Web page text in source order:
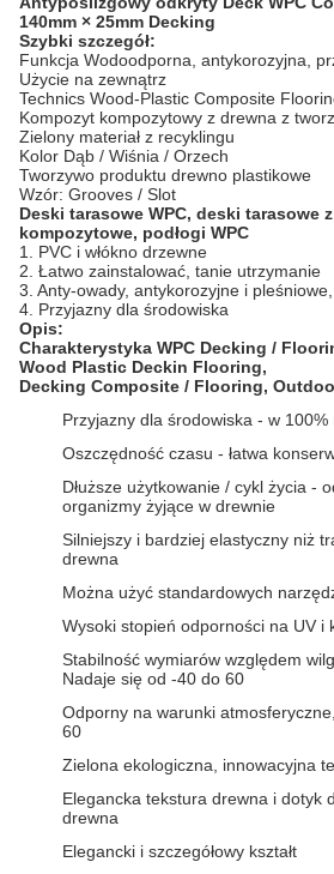
140mm × 25mm Decking
Szybki szczegół:
Funkcja Wodoodporna, antykorozyjna,
Użycie na zewnątrz
Technics Wood-Plastic Composite
Kompozyt kompozytowy z drewna z
Zielony materiał z recyklingu
Kolor Dąb / Wiśnia / Orzech
Tworzywo produktu drewno plastikowe
Wzór: Grooves / Slot
Deski tarasowe WPC, deski tarasowe
kompozytowe, podłogi WPC
1. PVC i włókno drzewne
2. Łatwo zainstalować, tanie utrzymanie
3. Anty-owady, antykorozyjne i
4. Przyjazny dla środowiska
Opis:
Charakterystyka WPC Decking /
Wood Plastic Deckin Flooring,
Decking Composite / Flooring,
Przyjazny dla środowiska - w
Oszczędność czasu - łatwa
Dłuższe użytkowanie / cykl życia -
organizmy żyjące w drewnie
Silniejszy i bardziej elastyczny niż
drewna
Można użyć standardowych
Wysoki stopień odporności na UV i
Stabilność wymiarów względem
Nadaje się od -40 do 60
Odporny na warunki
60
Zielona ekologiczna, innowacyjna
Elegancka tekstura drewna i dotyk
drewna
Elegancki i szczegółowy kształt